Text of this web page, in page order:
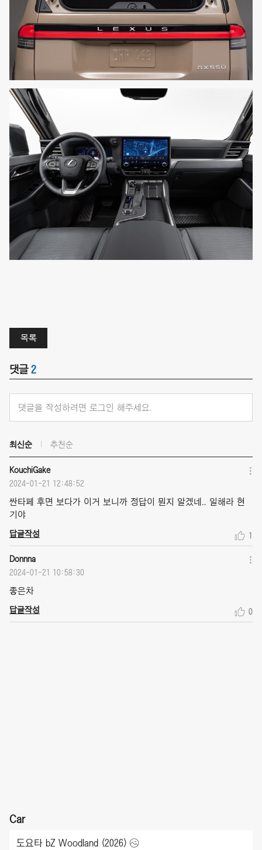
목록
댓글 2
댓글을 작성하려면 로그인 해주세요.
최신순 추천순
KouchiGake
2024-01-21 12:48:52
싼타페 후면 보다가 이거 보니까 정답이 뭔지 알겠네.. 일해라 현
기야
답글작성 1
Donnna
2024-01-21 10:58:30
좋은차
답글작성 0
Car
도요타 bZ Woodland (2026)